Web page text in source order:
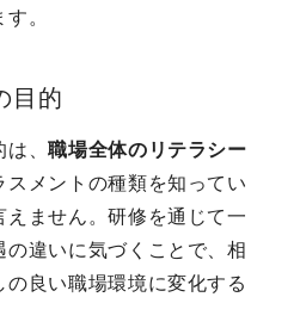
。
目的
は、職場全体のリテラシー
スメントの種類を知ってい
えません。研修を通じて一
の違いに気づくことで、相
良い職場環境に変化する